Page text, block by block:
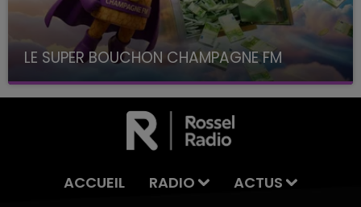
LE SUPER BOUCHON CHAMPAGNE FM
avec La Famille Champagne FM, à 8H10
ACCUEIL RADIO ACTUS